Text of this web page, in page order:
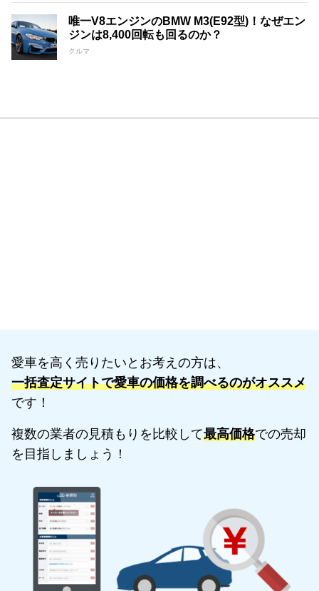
唯一V8エンジンのBMW M3(E92型)！なぜエン
ジンは8,400回転も回るのか？
クルマ
愛車を高く売りたいとお考えの方は、
一括査定サイトで愛車の価格を調べるのがオススメ
です！
複数の業者の見積もりを比較して最高価格での売却
を目指しましょう！